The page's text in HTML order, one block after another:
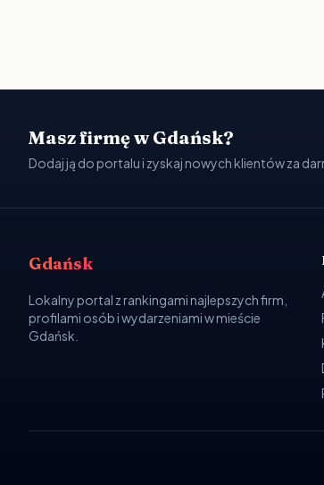
Masz firmę w Gdańsk?
Dodaj ją do portalu i zyskaj nowych klientów za
Gdańsk
Lokalny portal z rankingami najlepszych firm,
profilami osób i wydarzeniami w mieście
Gdańsk.